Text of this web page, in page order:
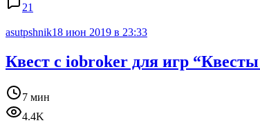
21
asutpshnik18 июн 2019 в 23:33
Квест с iobroker для игр
7 мин
4.4K